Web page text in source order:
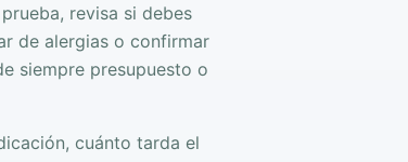
revisa si debes
de alergias o confirmar
siempre presupuesto o
cuánto tarda el